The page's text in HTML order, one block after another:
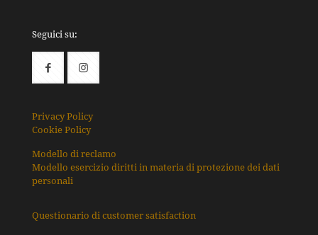
Seguici su:
Privacy Policy
Cookie Policy
Modello di reclamo
Modello esercizio diritti in materia di protezione dei dati
personali
Questionario di customer satisfaction